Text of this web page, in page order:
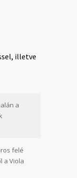
illetve
a
felé
a Viola